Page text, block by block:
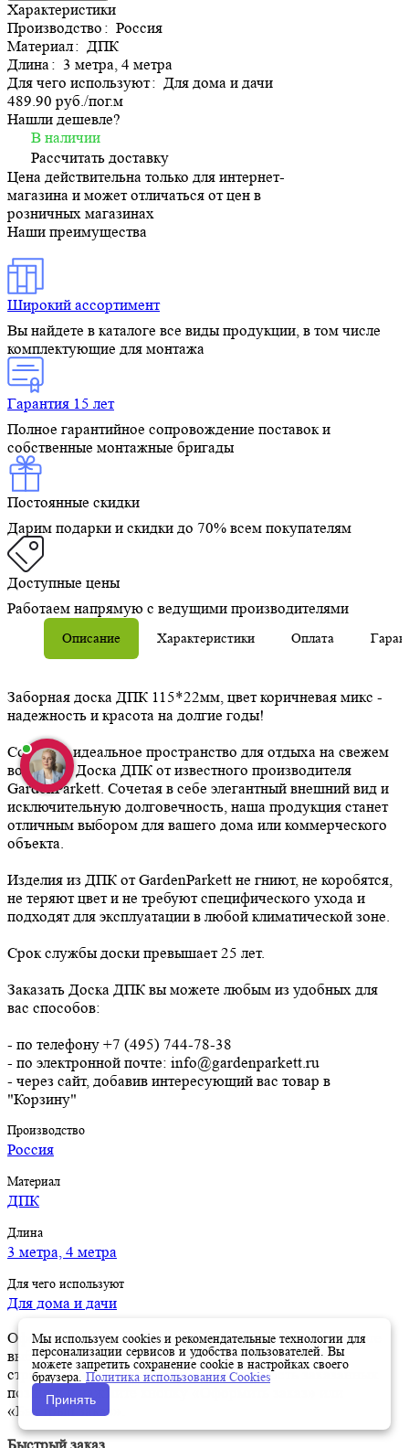
Характеристики
Производство: Россия
Материал: ДПК
Длина: 3 метра, 4 метра
Для чего используют: Для дома и дачи
489.90 руб./пог.м
Нашли дешевле?
В наличии
Рассчитать доставку
Цена действительна только для интернет-
магазина и может отличаться от цен в
розничных магазинах
Наши преимущества
Широкий ассортимент
Вы найдете в каталоге все виды продукции, в том числе
комплектующие для монтажа
Гарантия 15 лет
Полное гарантийное сопровождение поставок и
собственные монтажные бригады
Постоянные скидки
Дарим подарки и скидки до 70% всем покупателям
Доступные цены
Работаем напрямую с ведущими производителями
Описание Характеристики Оплата
Заборная доска ДПК 115*22мм, цвет коричневая микс -
надежность и красота на долгие годы!
Создайте идеальное пространство для отдыха на свежем
воздухе с Доска ДПК от известного производителя
GardenParkett. Сочетая в себе элегантный внешний вид и
исключительную долговечность, наша продукция станет
отличным выбором для вашего дома или коммерческого
объекта.
Изделия из ДПК от GardenParkett не гниют, не коробятся,
не теряют цвет и не требуют специфического ухода и
подходят для эксплуатации в любой климатической зоне.
Срок службы доски превышает 25 лет.
Заказать Доска ДПК вы можете любым из удобных для
вас способов:
- по телефону +7 (495) 744-78-38
- по электронной почте: info@gardenparkett.ru
- через сайт, добавив интересующий вас товар в
"Корзину"
Производство
Россия
Материал
ДПК
Длина
3 метра, 4 метра
Для чего используют
Для дома и дачи
Оформить заказ на нашем сайте легко. Просто добавьте
выбранные товары в корзину, а затем перейдите на
страницу Корзина, проверьте правильность заказанных
позиций и нажмите кнопку «Оформить заказ» или
«Быстрый заказ».
Мы используем cookies и рекомендательные технологии для
персонализации сервисов и удобства пользователей. Вы
можете запретить сохранение cookie в настройках своего
браузера. Политика использования Cookies
Принять